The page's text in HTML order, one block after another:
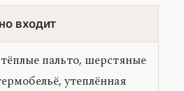
входит
пальто, шерстяные
утеплённая